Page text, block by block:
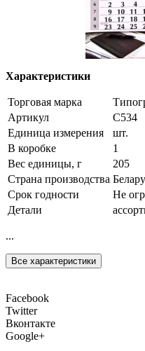
Характеристики
Торговая марка
Артикул
С534
Единица измерения
шт.
В коробке
1
Вес единицы, г
205
Страна производства
Срок годности
Не
Детали
...
Все характеристики
Facebook
Twitter
Вконтакте
Google+